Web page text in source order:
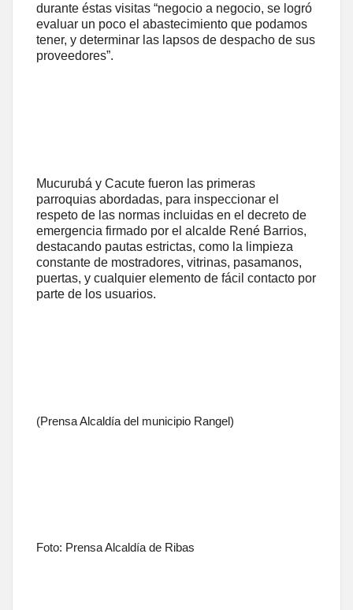
durante éstas visitas “negocio a negocio, se logró
evaluar un poco el abastecimiento que podamos
tener, y determinar las lapsos de despacho de sus
proveedores”.
Mucurubá y Cacute fueron las primeras
parroquias abordadas, para inspeccionar el
respeto de las normas incluidas en el decreto de
emergencia firmado por el alcalde René Barrios,
destacando pautas estrictas, como la limpieza
constante de mostradores, vitrinas, pasamanos,
puertas, y cualquier elemento de fácil contacto por
parte de los usuarios.
(Prensa Alcaldía del municipio Rangel)
Foto: Prensa Alcaldía de Ribas